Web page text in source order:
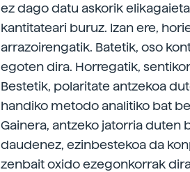
ez dago datu askorik
kantitateari buruz. Izan ere,
arrazoirengatik. Batetik, oso
egoten dira. Horregatik,
Bestetik, polaritate antzekoa
handiko metodo analitiko bat
Gainera, antzeko jatorria duten
daudenez, ezinbestekoa da
zenbait oxido ezegonkorrak